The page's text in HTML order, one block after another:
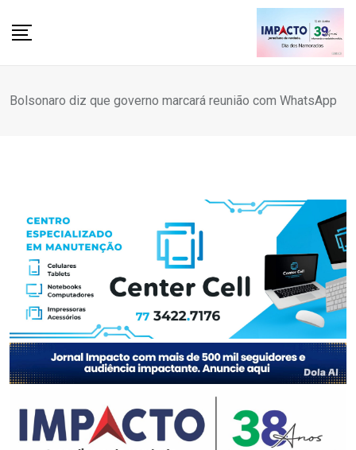
Bolsonaro diz que governo marcará reunião com WhatsApp